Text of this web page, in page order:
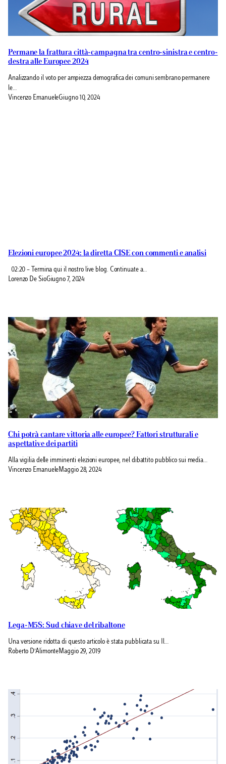
Permane la frattura città-campagna tra centro-sinistra e centro-
destra alle Europee 2024
Analizzando il voto per ampiezza demografica dei comuni sembrano permanere
le…
Vincenzo EmanueleGiugno 10, 2024
Elezioni europee 2024: la diretta CISE con commenti e analisi
02:20 – Termina qui il nostro live blog. Continuate a…
Lorenzo De SioGiugno 7, 2024
Chi potrà cantare vittoria alle europee? Fattori strutturali e
aspettative dei partiti
Alla vigilia delle imminenti elezioni europee, nel dibattito pubblico sui media…
Vincenzo Emanuele Maggio 28, 2024
Lega-M5S: Sud chiave del ribaltone
Una versione ridotta di questo articolo è stata pubblicata su Il…
Roberto D’Alimonte Maggio 29, 2019